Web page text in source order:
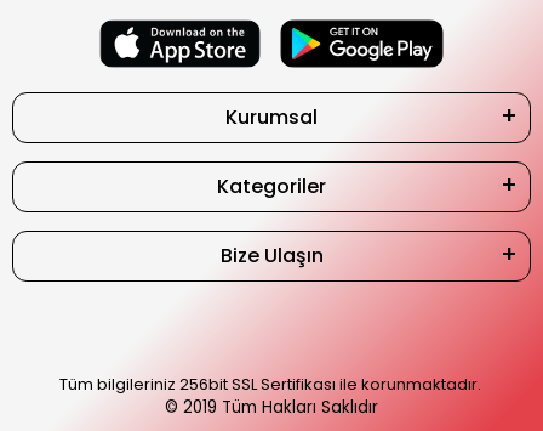
Kurumsal
Kategoriler
Bize Ulaşın
Tüm bilgileriniz 256bit SSL Sertifikası ile korunmaktadır.
© 2019 Tüm Hakları Saklıdır